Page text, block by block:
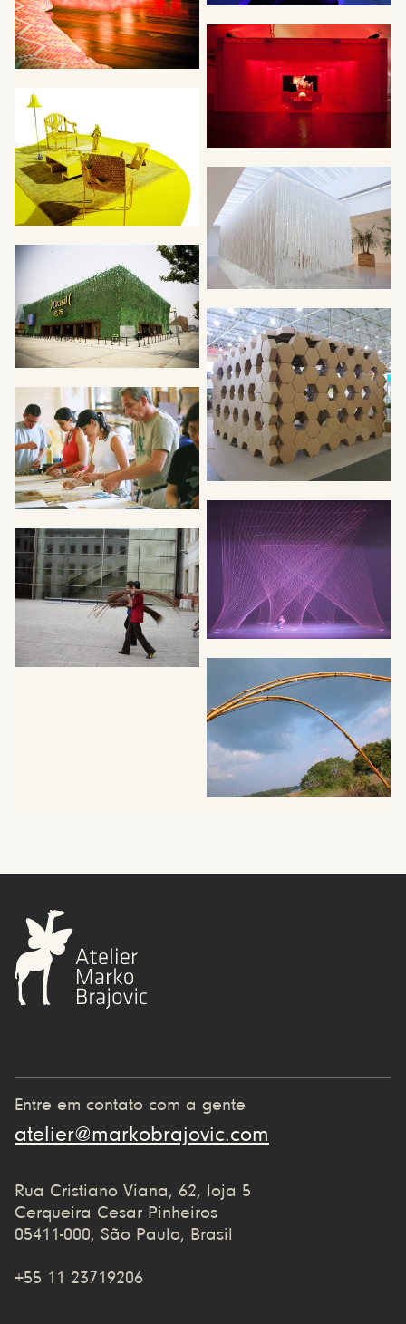
Entre em contato com a gente
atelier@markobrajovic.com
Rua Cristiano Viana, 62, loja 5
Cerqueira Cesar Pinheiros
05411-000, São Paulo, Brasil
+55 11 23719206